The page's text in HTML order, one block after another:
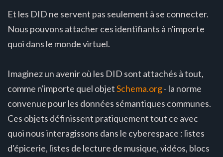
Et les DID ne servent pas seulement à se connecter.
Nous pouvons attacher ces identifiants à n'importe
quoi dans le monde virtuel.
Imaginez un avenir où les DID sont attachés à tout,
comme n'importe quel objetSchema.org- la norme
convenue pour les données sémantiques communes.
Ces objets définissent pratiquement tout ce avec
quoi nous interagissons dans le cyberespace : listes
d'épicerie, listes de lecture de musique, vidéos, blocs